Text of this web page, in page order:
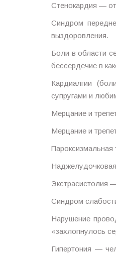
Стенокардия —
Синдром
выздоровления.
Боли в области
бессердечие в
Кардиалгии
супругами и
Мерцание и
Мерцание и
Экстрасистолия
Синдром
Нарушение
«захлопнулось
Гипертония —